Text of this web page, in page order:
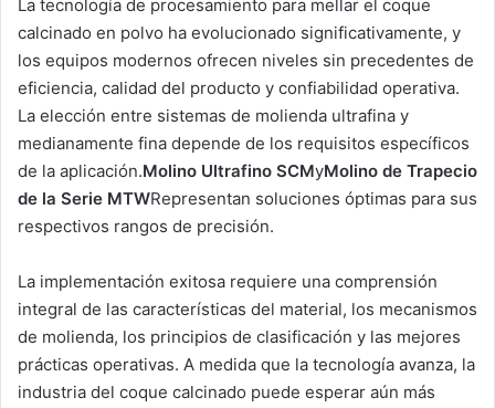
La tecnología de procesamiento para mellar el coque
calcinado en polvo ha evolucionado significativamente, y
los equipos modernos ofrecen niveles sin precedentes de
eficiencia, calidad del producto y confiabilidad operativa.
La elección entre sistemas de molienda ultrafina y
medianamente fina depende de los requisitos específicos
de la aplicación.Molino Ultrafino SCMyMolino de Trapecio
de la Serie MTWRepresentan soluciones óptimas para sus
respectivos rangos de precisión.
La implementación exitosa requiere una comprensión
integral de las características del material, los mecanismos
de molienda, los principios de clasificación y las mejores
prácticas operativas. A medida que la tecnología avanza, la
industria del coque calcinado puede esperar aún más